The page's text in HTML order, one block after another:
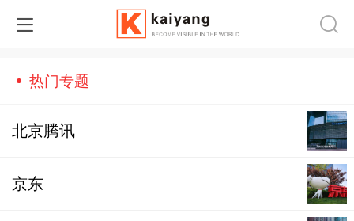
热门专题
北京腾讯
京东